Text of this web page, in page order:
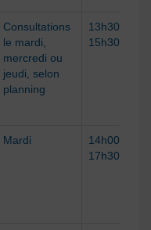
Consultations
le mardi,
mercredi ou
jeudi, selon
planning
13h30 –
15h30
Mardi
14h00 –
1 7h30